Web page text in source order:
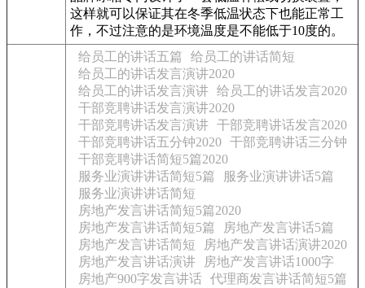
这样就可以保证其在冬季低温状态下也能正常工
作，不过注意的是环境温度是不能低于10度的。
给员工的讲话五篇
给员工的讲话简短
给员工的讲话发言演讲2020
给员工的讲话发言演讲 给员工的讲话发言2020
干部竞聘讲话发言演讲2020
干部竞聘讲话发言演讲 干部竞聘讲话发言2020
干部竞聘讲话五分钟2020 干部竞聘讲话三分钟
干部竞聘讲话简短5篇2020
服务业演讲讲话简短5篇
服务业演讲讲话5篇
服务业演讲讲话简短
房地产发言讲话简短5篇2020
房地产发言讲话简短5篇
房地产发言讲话5篇
房地产发言讲话简短
房地产发言讲话演讲2020
房地产发言讲话演讲
房地产发言讲话1000字
房地产900字发言讲话 代理商发言讲话简短5篇